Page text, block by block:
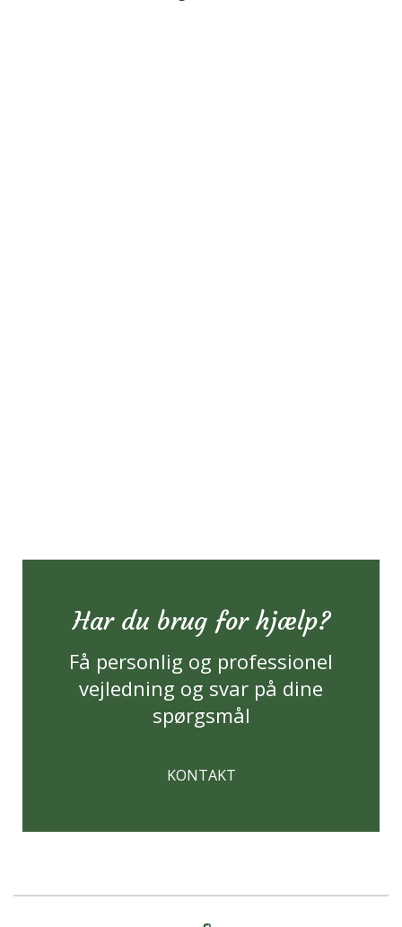
Har du brug for hjælp?
Få personlig og professionel
vejledning og svar på dine
spørgsmål
KONTAKT